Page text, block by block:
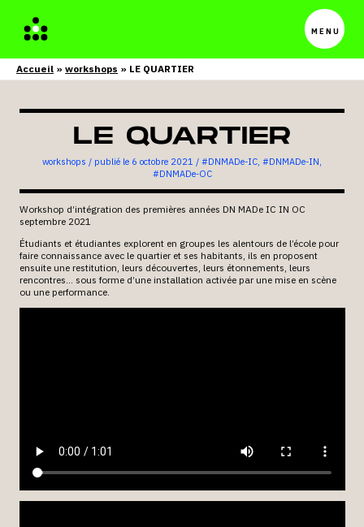
Menu
Accueil workshops LE QUARTIER
LE QUARTIER
workshops / 6 octobre 2021 / #DNMADe-IC, #DNMADe-IN,
#DNMADe-OC
Workshop d’intégration des premières années DN MADe IC IN OC
septembre 2021
Étudiants et étudiantes explorent en groupes les alentours de l’école pour
faire connaissance avec le quartier et ses habitants, ils en proposent
ensuite une restitution, leurs découvertes, leurs étonnements, leurs
rencontres… sous forme d’une installation activée par une mise en scène
ou une performance.